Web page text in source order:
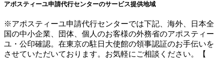
アポスティーユ申請代行センターのサービス提供地域
※アポスティーユ申請代行センターでは下記、海外、日本全
国の中小企業、団体、個人のお客様の外務省のアポスティー
ユ・公印確認。在東京の駐日大使館の領事認証のお手伝いを
させていただいております。お気軽にご相談ください。【